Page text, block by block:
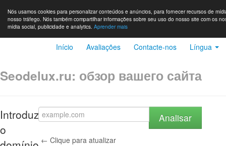
Nós usamos cookies para personalizar conteúdos e anúncios, para fornecer recursos de
nosso tráfego. Nós também compartilhar informações sobre seu uso do nosso site com os
mídia social, publicidade e analytics. Aprender mais
Início Avaliações Contacte-nos Língua
Seodelux.ru: обзор вашего сайта
Introduza
o
Analisar
← Clique para atualizar